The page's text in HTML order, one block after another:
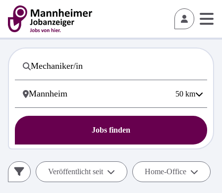
50 km
Jobs finden
Veröffentlicht seit Home-Office